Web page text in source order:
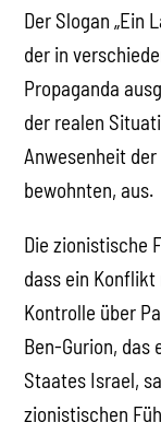
Der Slogan „Ein
der in
Propaganda
der realen
Anwesenheit
bewohnten, aus.
Die zionistische
dass ein
Kontrolle über
Ben-Gurion, das
Staates Israel,
zionistischen